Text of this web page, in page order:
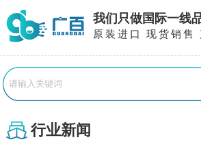
我们只做国际一线
原装进口 现货销售
行业新闻